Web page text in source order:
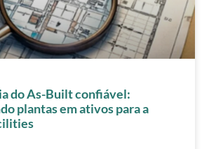
do As-Built confiável:
plantas em ativos para a